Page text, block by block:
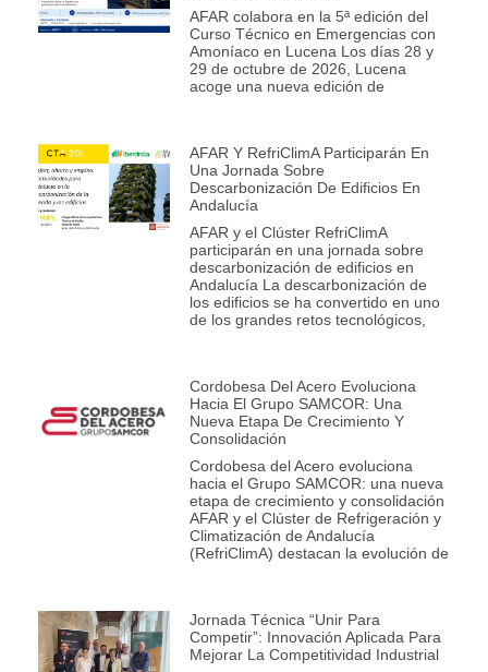
AFAR colabora en la 5ª edición del
Curso Técnico en Emergencias con
Amoníaco en Lucena Los días 28 y
29 de octubre de 2026, Lucena
acoge una nueva edición de
AFAR Y RefriClimA Participarán En
Una Jornada Sobre
Descarbonización De Edificios En
Andalucía
AFAR y el Clúster RefriClimA
participarán en una jornada sobre
descarbonización de edificios en
Andalucía La descarbonización de
los edificios se ha convertido en uno
de los grandes retos tecnológicos,
Cordobesa Del Acero Evoluciona
Hacia El Grupo SAMCOR: Una
Nueva Etapa De Crecimiento Y
Consolidación
Cordobesa del Acero evoluciona
hacia el Grupo SAMCOR: una nueva
etapa de crecimiento y consolidación
AFAR y el Clúster de Refrigeración y
Climatización de Andalucía
(RefriClimA) destacan la evolución de
Jornada Técnica “Unir Para
Competir”: Innovación Aplicada Para
Mejorar La Competitividad Industrial